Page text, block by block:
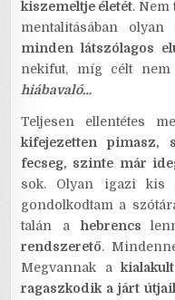
kiszemeltje életét. Nem
mentalitásában
minden látszólagos
nekifut, míg célt
hiábavaló…
Teljesen ellentétes
kifejezetten pimasz,
fecseg, szinte már
sok. Olyan igazi kis
gondolkodtam a
talán a hebrencs
rendszerető.
Megvannak a
ragaszkodik a járt